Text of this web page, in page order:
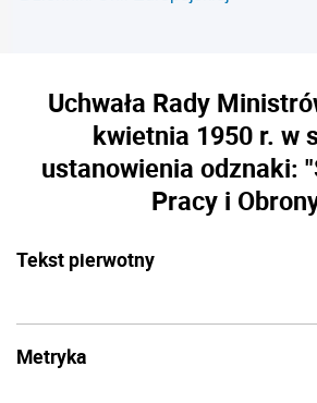
Uchwała Rady
kwietnia 1950 r. w
ustanowienia odznaki:
Pracy i
Tekst pierwotny
Metryka